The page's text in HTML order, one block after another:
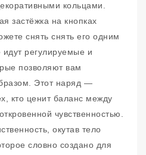
кольцами.
застёжка на кнопках
снять снять его одним
регулируемые и
позволяют вам
Этот наряд —
кто ценит баланс между
чувственностью.
окутав тело
словно создано для